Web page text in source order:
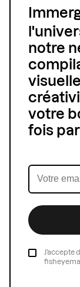
notre
votre
fois